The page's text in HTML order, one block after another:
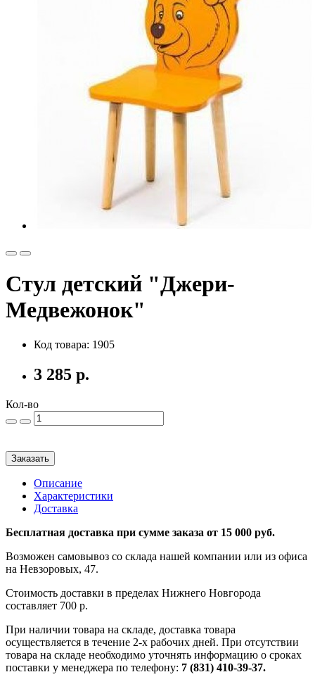
Стул детский "Джери-
Медвежонок"
Код товара: 1905
3 285 р.
Кол-во
Заказать
Описание
Характеристики
Доставка
Бесплатная доставка при сумме заказа от 15 000 руб.
Возможен самовывоз со склада нашей компании или из офиса
на Невзоровых, 47.
Стоимость доставки в пределах Нижнего Новгорода
составляет 700 р.
При наличии товара на складе, доставка товара
осуществляется в течение 2-х рабочих дней. При отсутствии
товара на складе необходимо уточнять информацию о сроках
поставки у менеджера по телефону: 7 (831) 410-39-37.